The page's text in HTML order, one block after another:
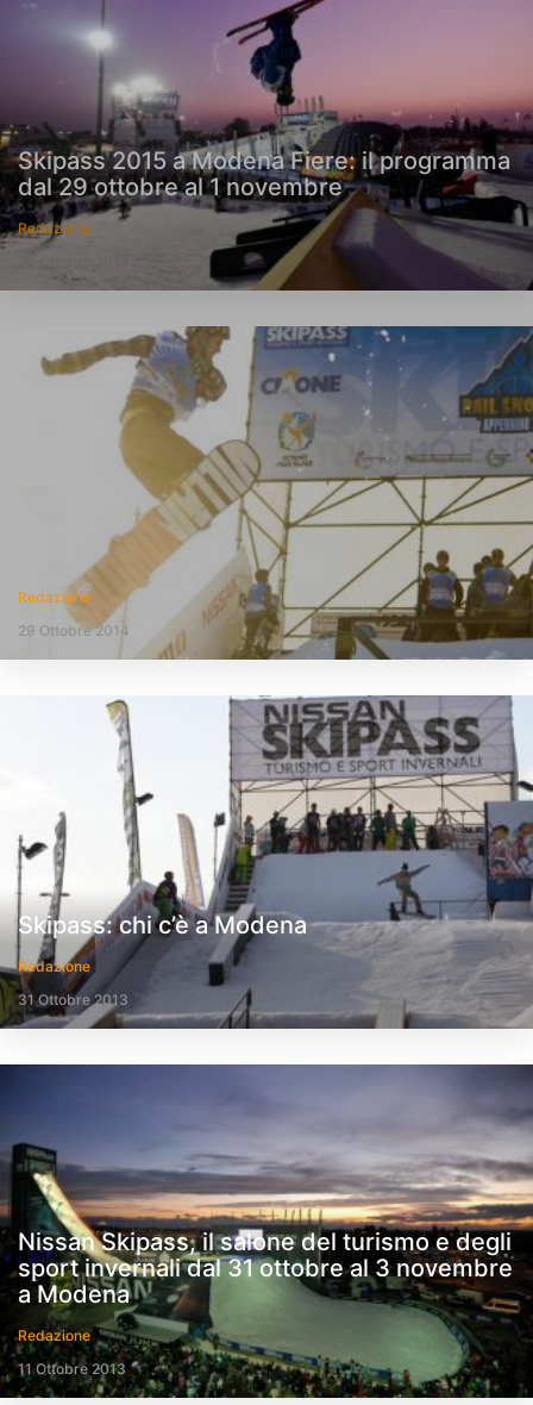
Skipass 2015 a Modena Fiere: il programma
dal 29 ottobre al 1 novembre
Redazione
Redazione
29 Ottobre 2014
Skipass: chi c’è a Modena
Redazione
31 Ottobre 2013
Nissan Skipass, il salone del turismo e degli
sport invernali dal 31 ottobre al 3 novembre
a Modena
Redazione
11 Ottobre 2013